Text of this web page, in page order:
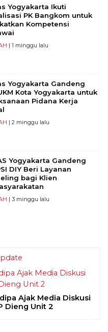
Yogyakarta Ikuti
PK Bangkom untuk
Kompetensi
| 1 minggu lalu
Yogyakarta Gandeng
Kota Yogyakarta untuk
Pidana Kerja
| 2 minggu lalu
Yogyakarta Gandeng
DIY Beri Layanan
bagi Klien
| 3 minggu lalu
Ajak Media Diskusi
Dieng Unit 2